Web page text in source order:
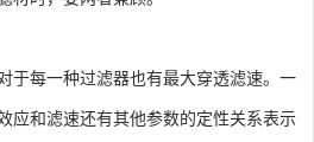
于每一种过滤器也有最大穿透滤速。一
应和滤速还有其他参数的定性关系表示